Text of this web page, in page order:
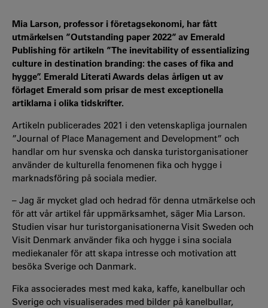
Mia Larson, professor i företagsekonomi, har fått
utmärkelsen ”Outstanding paper 2022” av Emerald
Publishing för artikeln ”The inevitability of essentializing
culture in destination branding: the cases of fika and
hygge”. Emerald Literati Awards delas årligen ut av
förlaget Emerald som prisar de mest exceptionella
artiklarna i olika tidskrifter.
Artikeln publicerades 2021 i den vetenskapliga journalen
”Journal of Place Management and Development” och
handlar om hur svenska och danska turistorganisationer
använder de kulturella fenomenen fika och hygge i
marknadsföring på sociala medier.
– Jag är mycket glad och hedrad för denna utmärkelse och
för att vår artikel får uppmärksamhet, säger Mia Larson.
Studien visar hur turistorganisationerna Visit Sweden och
Visit Denmark använder fika och hygge i sina sociala
mediekanaler för att skapa intresse och motivation att
besöka Sverige och Danmark.
Fika associerades mest med kaka, kaffe, kanelbullar och
Sverige och visualiserades med bilder på kanelbullar,